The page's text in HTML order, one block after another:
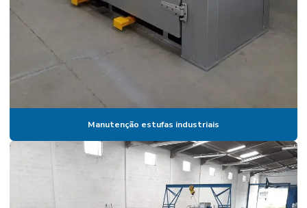
Estufa inox industrial
Estufa inox para laboratório
Estufa laboratório
Estufa laboratório de química
Manutenção estufas industriais